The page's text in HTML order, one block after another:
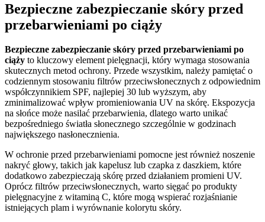
Bezpieczne zabezpieczanie skóry przed
przebarwieniami po ciąży
Bezpieczne zabezpieczanie skóry przed przebarwieniami po
ciąży to kluczowy element pielęgnacji, który wymaga stosowania
skutecznych metod ochrony. Przede wszystkim, należy pamiętać o
codziennym stosowaniu filtrów przeciwsłonecznych z odpowiednim
współczynnikiem SPF, najlepiej 30 lub wyższym, aby
zminimalizować wpływ promieniowania UV na skórę. Ekspozycja
na słońce może nasilać przebarwienia, dlatego warto unikać
bezpośredniego światła słonecznego szczególnie w godzinach
największego nasłonecznienia.
W ochronie przed przebarwieniami pomocne jest również noszenie
nakryć głowy, takich jak kapelusz lub czapka z daszkiem, które
dodatkowo zabezpieczają skórę przed działaniem promieni UV.
Oprócz filtrów przeciwsłonecznych, warto sięgać po produkty
pielęgnacyjne z witaminą C, które mogą wspierać rozjaśnianie
istniejących plam i wyrównanie kolorytu skóry.